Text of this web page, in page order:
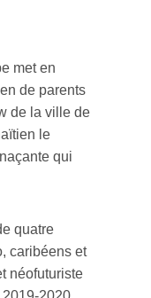
met en
de parents
de la ville de
le
qui
quatre
caribéens et
néofuturiste